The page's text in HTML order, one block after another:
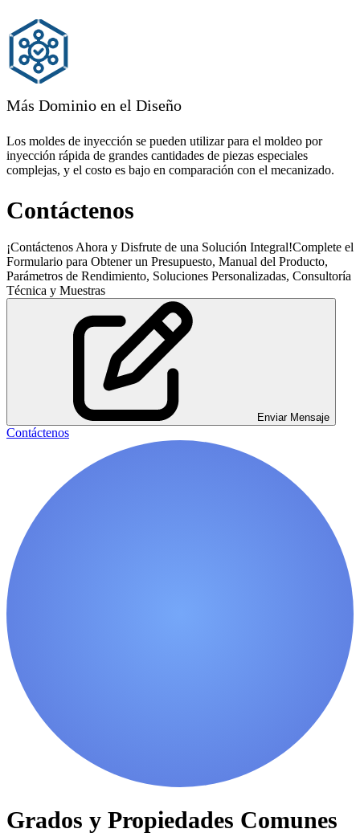
Más Dominio en el Diseño
Los moldes de inyección se pueden utilizar para el moldeo por
inyección rápida de grandes cantidades de piezas especiales
complejas, y el costo es bajo en comparación con el mecanizado.
Contáctenos
¡Contáctenos Ahora y Disfrute de una Solución Integral!Complete el
Formulario para Obtener un Presupuesto, Manual del Producto,
Parámetros de Rendimiento, Soluciones Personalizadas, Consultoría
Técnica y Muestras
Enviar Mensaje
Contáctenos
Grados y Propiedades Comunes